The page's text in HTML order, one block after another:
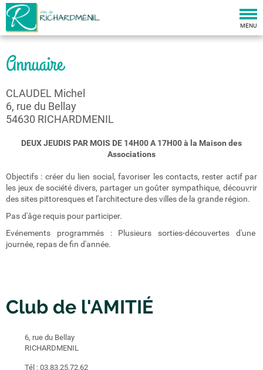
MENU
Annuaire
CLAUDEL Michel
6, rue du Bellay
54630 RICHARDMENIL
DEUX JEUDIS PAR MOIS DE 14H00 A 17H00 à la Maison des
Associations
Objectifs : créer du lien social, favoriser les contacts, rester actif par
les jeux de société divers, partager un goûter sympathique, découvrir
des sites pittoresques et l'architecture des villes de la grande région.
Pas d'âge requis pour participer.
Evénements programmés : Plusieurs sorties-découvertes d'une
journée, repas de fin d'année.
Club de l'AMITIÉ
6, rue du Bellay
RICHARDMENIL
Tél : 03.83.25.72.62